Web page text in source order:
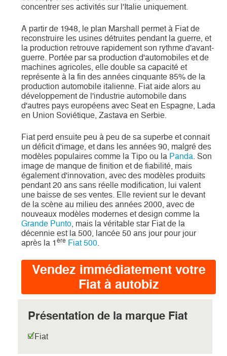
concentrer ses activités sur l'Italie uniquement.
A partir de 1948, le plan Marshall permet à Fiat de
reconstruire les usines détruites pendant la guerre, et
la production retrouve rapidement son rythme d'avant-
guerre. Portée par sa production d'automobiles et de
machines agricoles, elle double sa capacité et
représente à la fin des années cinquante 85% de la
production automobile italienne. Fiat aide alors au
développement de l'industrie automobile dans
d'autres pays européens avec Seat en Espagne, Lada
en Union Soviétique, Zastava en Serbie.
Fiat perd ensuite peu à peu de sa superbe et connait
un déficit d'image, et dans les années 90, malgré des
modèles populaires comme la Tipo ou la Panda . Son
image de manque de finition et de fiabilité, mais
également d'innovation, avec des modèles produits
pendant 20 ans sans réelle modification, lui valent
une baisse de ses ventes. Elle revient sur le devant
de la scène au milieu des années 2000, avec de
nouveaux modèles modernes et design comme la
Grande Punto , mais la véritable star Fiat de la
décennie est la 500, lancée 50 ans jour pour jour
après la 1ère Fiat 500
Vendez immédiatement votre
Fiat à autobiz
Présentation de la marque Fiat
Fiat